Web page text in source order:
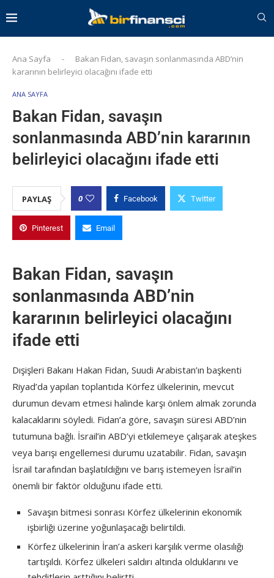
Ana Sayfa -
Bakan Fidan, savaşın sonlanmasında ABD’nin
kararının belirleyici olacağını ifade etti
ANA SAYFA
Bakan Fidan, savaşın
sonlanmasında ABD’nin kararının
belirleyici olacağını ifade etti
PAYLAŞ 0 Facebook Twitter
Pinterest Email
Bakan Fidan, savaşın
sonlanmasında ABD’nin
kararının belirleyici olacağını
ifade etti
Dışişleri Bakanı Hakan Fidan, Suudi Arabistan’ın başkenti
Riyad’da yapılan toplantıda Körfez ülkelerinin, mevcut
durumun devam etmesi halinde karşı önlem almak zorunda
kalacaklarını söyledi. Fidan’a göre, savaşın süresi ABD’nin
tutumuna bağlı. İsrail’in ABD’yi etkilemeye çalışarak ateşkes
veya barışı engellemesi durumu uzatabilir. Fidan, savaşın
İsrail tarafından başlatıldığını ve barış istemeyen İsrail’in
önemli bir faktör olduğunu ifade etti.
Savaşın bitmesi sonrası Körfez ülkelerinin ekonomik
işbirliği üzerine yoğunlaşacağı belirtildi.
Körfez ülkelerinin İran’a askeri karşılık verme olasılığı
tartışıldı. Körfez ülkeleri saldırı altında olduklarını ve